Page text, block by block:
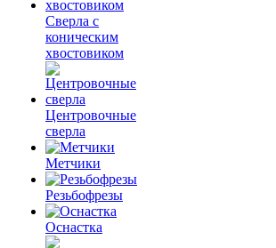
Сверла с
коническим
хвостовиком
Центровочные
сверла
Метчики
Резьбофрезы
Оснастка